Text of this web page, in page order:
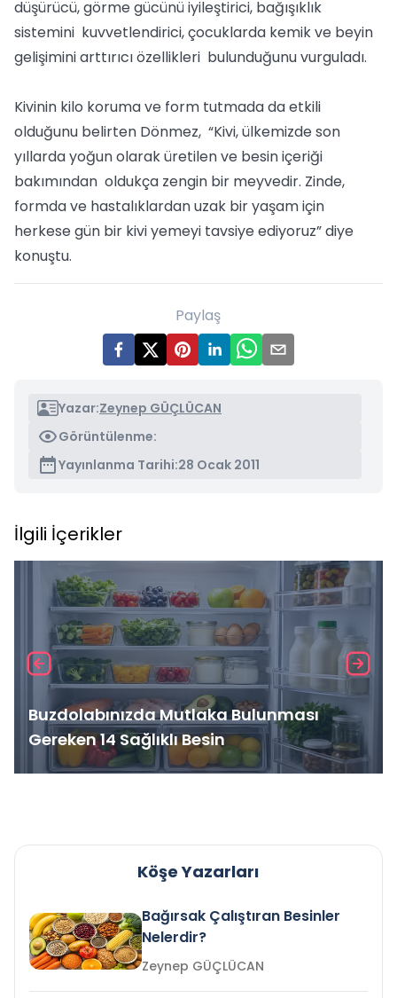
düşürücü, görme gücünü iyileştirici, bağışıklık
sistemini kuvvetlendirici, çocuklarda kemik ve beyin
gelişimini arttırıcı özellikleri bulunduğunu vurguladı.
Kivinin kilo koruma ve form tutmada da etkili
olduğunu belirten Dönmez, “Kivi, ülkemizde son
yıllarda yoğun olarak üretilen ve besin içeriği
bakımından oldukça zengin bir meyvedir. Zinde,
formda ve hastalıklardan uzak bir yaşam için
herkese gün bir kivi yemeyi tavsiye ediyoruz” diye
konuştu.
Paylaş
Yazar:Zeynep GÜÇLÜCAN
Görüntülenme:
Yayınlanma Tarihi:28 Ocak 2011
İlgili İçerikler
Buzdolabınızda Mutlaka Bulunması
Gereken 14 Sağlıklı Besin
Köşe Yazarları
Bağırsak Çalıştıran Besinler
Nelerdir?
Zeynep GÜÇLÜCAN